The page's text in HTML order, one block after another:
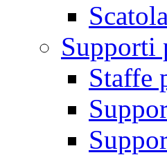
Supporti
Staffe